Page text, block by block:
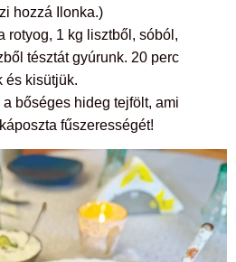
hozzá Ilonka.)
rotyog, 1 kg lisztből, sóból,
tésztát gyúrunk. 20 perc
és kisütjük.
bőséges hideg tejfölt, ami
fűszerességét!